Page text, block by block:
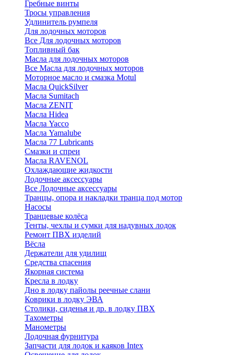
Гребные винты
Тросы управления
Удлинитель румпеля
Для лодочных моторов
Все Для лодочных моторов
Топливный бак
Масла для лодочных моторов
Все Масла для лодочных моторов
Моторное масло и смазка Motul
Масла QuickSilver
Масла Sumitach
Масла ZENIT
Масла Hidea
Масла Yacco
Масла Yamalube
Масла 77 Lubricants
Смазки и спреи
Масла RAVENOL
Охлаждающие жидкости
Лодочные аксессуары
Все Лодочные аксессуары
Транцы, опора и накладки транца под мотор
Насосы
Транцевые колёса
Тенты, чехлы и сумки для надувных лодок
Ремонт ПВХ изделий
Вёсла
Держатели для удилищ
Средства спасения
Якорная система
Кресла в лодку
Дно в лодку пайолы реечные слани
Коврики в лодку ЭВА
Столики, сиденья и др. в лодку ПВХ
Тахометры
Манометры
Лодочная фурнитура
Запчасти для лодок и каяков Intex